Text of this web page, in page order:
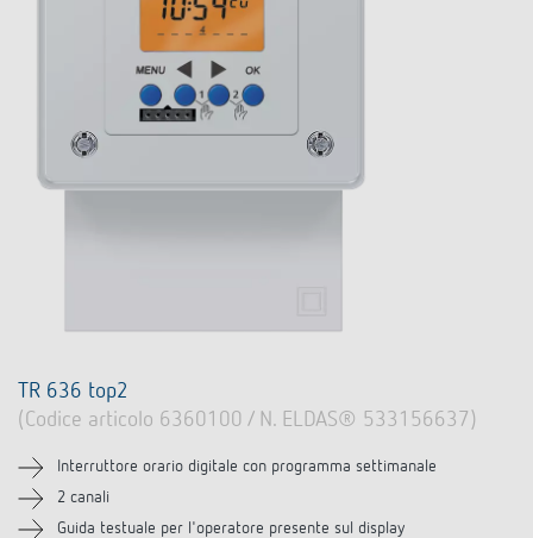
TR 636 top2
(Codice articolo 6360100 / N. ELDAS® 533156637)
Interruttore orario digitale con programma settimanale
2 canali
Guida testuale per l'operatore presente sul display